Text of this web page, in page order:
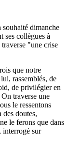
dimanche
ses collègues à
"une crise
que notre
rassemblés, de
de privilégier en
traverse une
le ressentons
doutes,
le ferons que dans
interrogé sur